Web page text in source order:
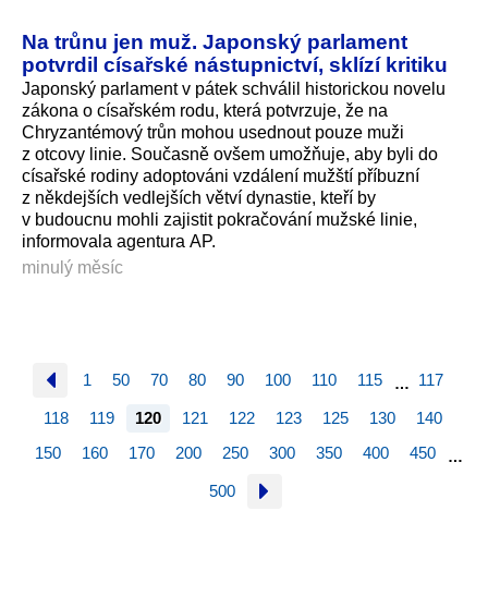
Na trůnu jen muž. Japonský parlament
potvrdil císařské nástupnictví, sklízí kritiku
Japonský parlament v pátek schválil historickou novelu
zákona o císařském rodu, která potvrzuje, že na
Chryzantémový trůn mohou usednout pouze muži
z otcovy linie. Současně ovšem umožňuje, aby byli do
císařské rodiny adoptováni vzdálení mužští příbuzní
z někdejších vedlejších větví dynastie, kteří by
v budoucnu mohli zajistit pokračování mužské linie,
informovala agentura AP.
minulý měsíc
1 50 70 80 90 100 110 115 … 117
118 119 120 121 122 123 125 130
140
150
160 170 200 250 300 350 400 450 …
500